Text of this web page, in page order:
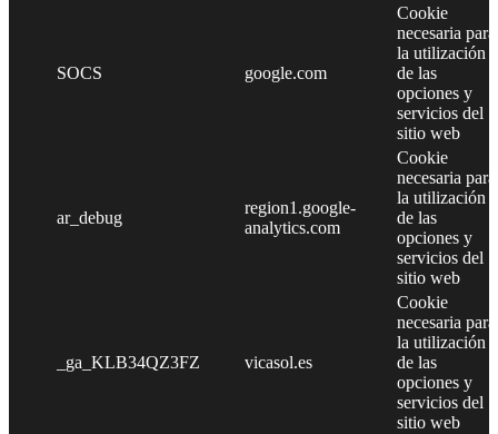
SOCS google.com
Cookie
necesaria para
la utilización
de las
opciones y
servicios del
sitio web
ar_debug
region1.google-
analytics.com
Cookie
necesaria para
la utilización
de las
opciones y
servicios del
sitio web
_ga_KLB34QZ3FZ vicasol.es
Cookie
necesaria para
la utilización
de las
opciones y
servicios del
sitio web